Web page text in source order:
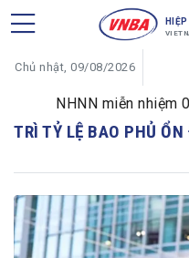
Chủ nhật, 09/08/2026
NHNN miễn nhiệm
TRÌ TỶ LỆ BAO PHỦ